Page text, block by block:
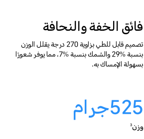
فائق الخفة والنحافة
تصميم قابل للطي بزاوية 270 درجة يقلل الوزن
بنسبة %29 والسُمك بنسبة %7، مما يوفر شعورًا
بسهولة الإمساك به.
525جرام
وزن3